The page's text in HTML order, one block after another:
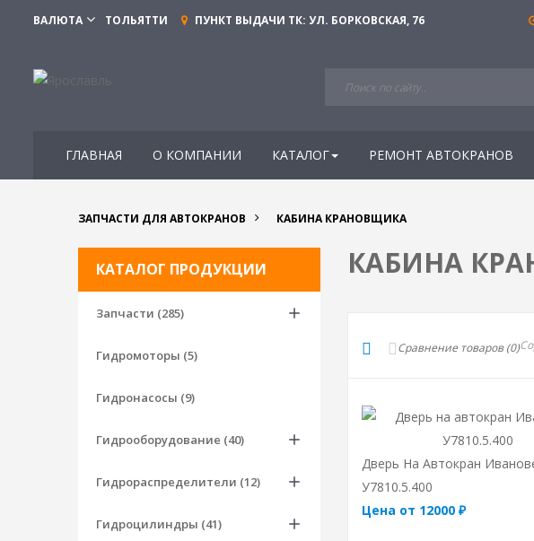
ВАЛЮТА ТОЛЬЯТТИ ПУНКТ ВЫДАЧИ ТК: УЛ. БОРКОВСКАЯ, 76
ГЛАВНАЯ О КОМПАНИИ КАТАЛОГ РЕМОНТ АВТОКРАНОВ
ЗАПЧАСТИ ДЛЯ АВТОКРАНОВ КАБИНА КРАНОВЩИКА
КАТАЛОГ ПРОДУКЦИИ
Запчасти (285)
Гидромоторы (5)
Гидронасосы (9)
Гидрооборудование (40)
Гидрораспределители (12)
Гидроцилиндры (41)
КАБИНА
Сравнение товаров (0)
Дверь На Автокран
У7810.5.400
Цена от 12000 ₽